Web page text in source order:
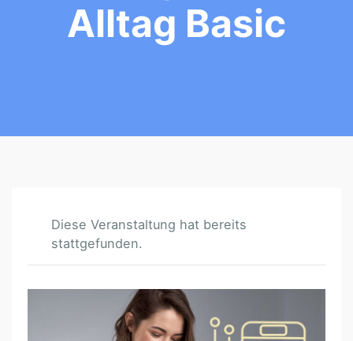
Alltag Basic
Diese Veranstaltung hat bereits
stattgefunden.